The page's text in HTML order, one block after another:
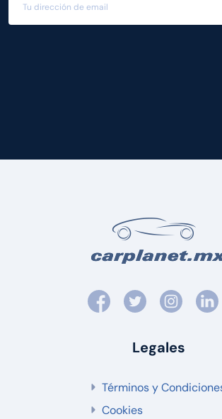
Legales
Términos y
Cookies